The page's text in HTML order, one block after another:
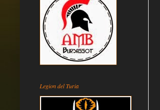
Legion del Turia